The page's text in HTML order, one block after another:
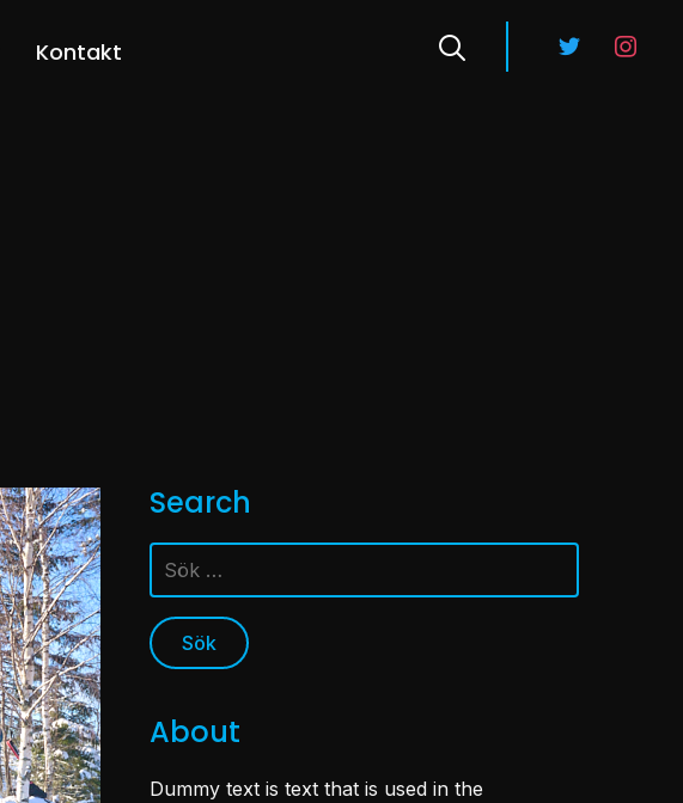
Kontakt
twitter
Search
Sök
efter:
About
Dummy text is text that is used in the